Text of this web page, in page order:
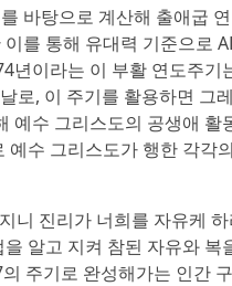
바탕으로 계산해 출애굽
를 통해 유대력 기준으로
년이라는 이 부활 연도주
로, 이 주기를 활용하면 그
예수 그리스도의 공생애
예수 그리스도가 행한 각각
니 진리가 너희를 자유케
알고 지켜 참된 자유와
주기로 완성해가는 인간